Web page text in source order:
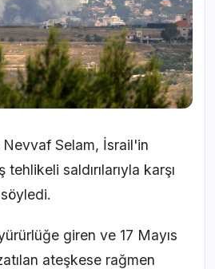
Nevvaf Selam, İsrail'in
saldırılarıyla karşı
söyledi.
giren ve 17 Mayıs
ateşkese rağmen